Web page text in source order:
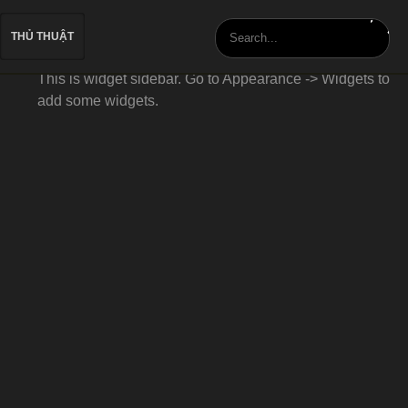
THỦ THUẬT
This is widget sidebar. Go to Appearance -> Widgets to
add some widgets.